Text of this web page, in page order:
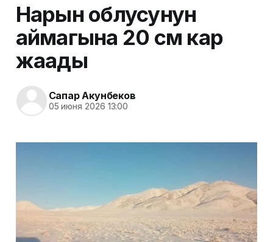
Нарын облусунун
аймагына 20 см кар
жаады
Сапар Акунбеков
05 июня 2026 13:00